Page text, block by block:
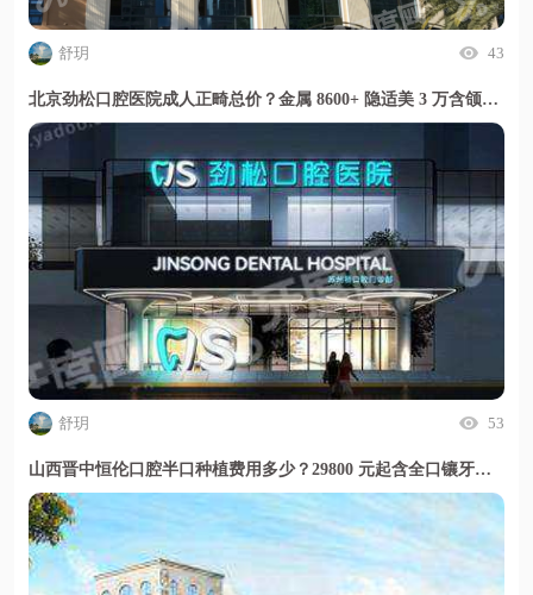
舒玥 43
北京劲松口腔医院成人正畸总价？金属 8600+ 隐适美 3 万含颌面修复开销更省心
舒玥 53
山西晋中恒伦口腔半口种植费用多少？29800 元起含全口镶牙定价透明放心选